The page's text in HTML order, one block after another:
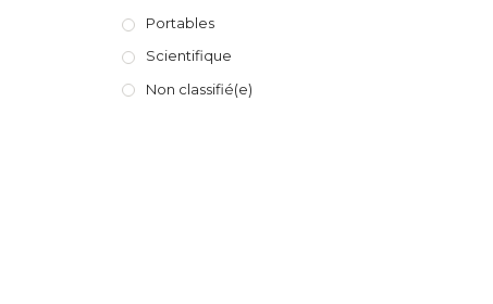
Portables
Scientifique
Non classifié(e)